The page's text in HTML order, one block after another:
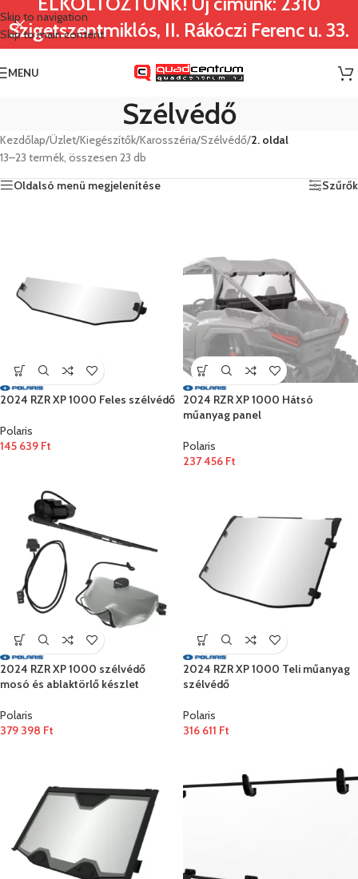
Skip to navigation
Skip to main content
Szigetszentmiklós, II. Rákóczi Ferenc u. 33.
MENU
Szélvédő
Kezdőlap/Üzlet/Kiegészítők/Karosszéria/Szélvédő/2. oldal
13–23 termék, összesen 23 db
Oldalsó menü megjelenítése
Szűrők
2024 RZR XP 1000 Feles szélvédő
Polaris
145 639 Ft
2024 RZR XP 1000 Hátsó
műanyag panel
Polaris
237 456 Ft
2024 RZR XP 1000 szélvédő
mosó és ablaktörlő készlet
Polaris
379 398 Ft
2024 RZR XP 1000 Teli műanyag
szélvédő
Polaris
316 611 Ft